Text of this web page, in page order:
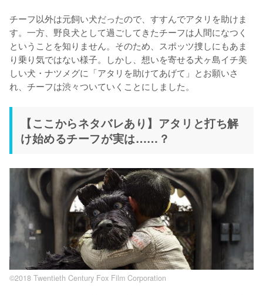
チーフ以外は元飼い犬だったので、すすんでアタリを助けま
す。一方、野良犬として過ごしてきたチーフは人間になつく
ということを知りません。そのため、スポッツ捜しにもあま
り乗り気ではない様子。しかし、想いを寄せる犬ヶ島イチ美
しい犬・ナツメグに「アタリを助けてあげて」とお願いさ
れ、チーフは渋々ついていくことにしました。
【ここからネタバレあり】アタリと打ち解
け始めるチーフが実は……？
©2018 Twentieth Century Fox Film Corporation